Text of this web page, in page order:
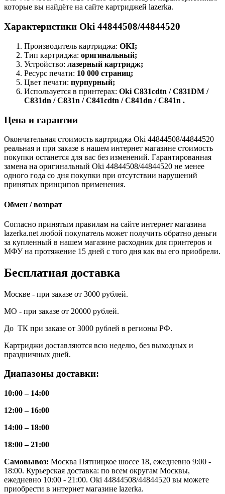
которые вы найдёте на сайте картриджей lazerka.
Характеристики Oki 44844508/44844520
Производитель картриджа: OKI;
Тип картриджа: оригинальный;
Устройство: лазерный картридж;
Ресурс печати: 10 000 страниц;
Цвет печати: пурпурный;
Используется в принтерах: Oki C831cdtn / C831DM /
C831dn / C831n / C841cdtn / C841dn / C841n .
Цена и гарантии
Окончательная стоимость картриджа Oki 44844508/44844520
реальная и при заказе в нашем интернет магазине стоимость
покупки останется для вас без изменений. Гарантированная
замена на оригинальный Oki 44844508/44844520 не менее
одного года со дня покупки при отсутствии нарушений
принятых принципов применения.
Обмен / возврат
Согласно принятым правилам на сайте интернет магазина
lazerka.net любой покупатель может получить обратно деньги
за купленный в нашем магазине расходник для принтеров и
МФУ на протяжение 15 дней с того дня как вы его приобрели.
Бесплатная доставка
Москве - при заказе от 3000 рублей.
МО - при заказе от 20000 рублей.
До ТК при заказе от 3000 рублей в регионы РФ.
Картриджи доставляются всю неделю, без выходных и
праздничных дней.
Диапазоны доставки:
10:00 – 14:00
12:00 – 16:00
14:00 – 18:00
18:00 – 21:00
Самовывоз: Москва Пятницкое шоссе 18, ежедневно 9:00 -
18:00. Курьерская доставка: по всем округам Москвы,
ежедневно 10:00 - 21:00. Oki 44844508/44844520 вы можете
приобрести в интернет магазине lazerka.